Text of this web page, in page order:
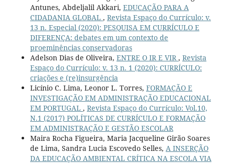
Antunes, Abdeljalil Akkari, EDUCAÇÃO PARA A
CIDADANIA GLOBAL , Revista Espaço do Currículo: v.
13 n. Especial (2020): PESQUISA EM CURRÍCULO E
DIFERENÇA: debates em um contexto de
proeminências conservadoras
Adelson Dias de Oliveira, ENTRE O IR E VIR, Revista
Espaço do Currículo: v. 13 n. 1 (2020): CURRÍCULO:
criações e (re)insurgência
Licínio C. Lima, Leonor L. Torres, FORMAÇÃO E
INVESTIGAÇÃO EM ADMINISTRAÇÃO EDUCACIONAL
EM PORTUGAL , Revista Espaço do Currículo: Vol.10,
N.1 (2017) POLÍTICAS DE CURRÍCULO E FORMAÇÃO
EM ADMINISTRAÇÃO E GESTÃO ESCOLAR
Maira Rocha Figueira, Maria Jacqueline Girão Soares
de Lima, Sandra Lucia Escovedo Selles, A INSERÇÃO
DA EDUCAÇÃO AMBIENTAL CRÍTICA NA ESCOLA VIA